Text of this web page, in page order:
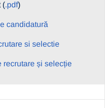
(.pdf)
candidatură
si selectie
recrutare și selecție